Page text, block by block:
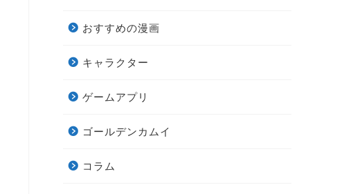
おすすめの漫画
キャラクター
ゲームアプリ
ゴールデンカムイ
コラム